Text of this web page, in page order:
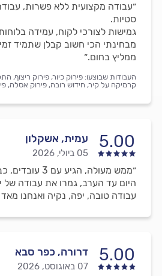
״עבודה מקצועית ללא פשרות,
סטיות.
גמישות לצורכי לקוח, עמידה
מבחינתי הכי חשוב קבלן שתמיד
ממליץ בחום.״
העבודות שבוצעו: פירוק כיור, פירוק ריצוף,
קרמיקה על קיר, חידוש רובה, פירוק אסלה,
5.00 עמית, אשקלון
05 ביולי, 2026
היום עד הערב, גמרו את עבודה של
עבודה טובה, יפה, נקיה ואנחנו
5.00 דרורה, כפר סבא
07 באוגוסט, 2026